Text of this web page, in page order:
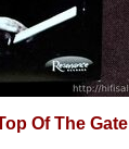
Of The Gate